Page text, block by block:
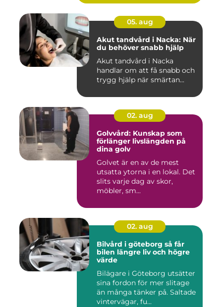
05. aug
Akut tandvård i Nacka: När
du behöver snabb hjälp
Akut tandvård i Nacka
handlar om att få snabb och
trygg hjälp när smärtan...
02. aug
Golvvård: Kunskap som
förlänger livslängden på
dina golv
Golvet är en av de mest
utsatta ytorna i en lokal. Det
slits varje dag av skor,
möbler, sm...
02. aug
Bilvård i göteborg så får
bilen längre liv och högre
värde
Bilägare i Göteborg utsätter
sina fordon för mer slitage
än många tänker på. Saltade
vintervägar, fu...